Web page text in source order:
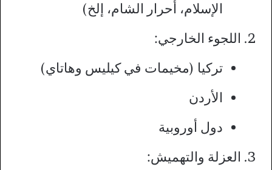
الإسلام، أحرار الشام، إلخ)
اللجوء الخارجي:
تركيا (مخيمات في كيليس وهاتاي)
الأردن
دول أوروبية
العزلة والتهميش: